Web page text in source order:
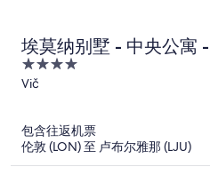
埃莫纳别墅 - 中央公寓
4
out
5
Vič
包含往返机票
伦敦 (LON) 至 卢布尔雅那 (LJU)